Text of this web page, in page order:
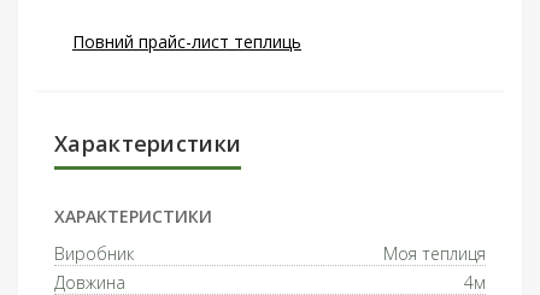
Повний прайс-лист теплиць
Характеристики
ХАРАКТЕРИСТИКИ
Виробник
Моя теплиця
Довжина
4м